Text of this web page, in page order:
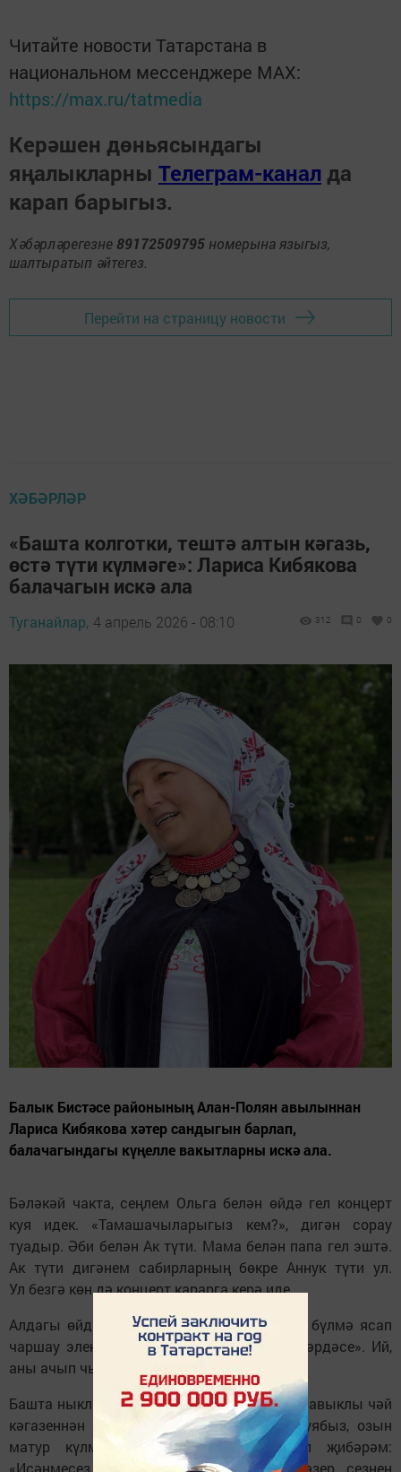
Читайте новости Татарстана в
национальном мессенджере MАХ:
https://max.ru/tatmedia
Керәшен дөньясындагы
яңалыкларны Телеграм-канал да
карап барыгыз.
Хәбәрләрегезне 89172509795 номерына языгыз,
шалтыратып әйтегез.
Перейти на страницу новости
ХӘБӘРЛӘР
«Башта колготки, тештә алтын кәгазь,
өстә түти күлмәге»: Лариса Кибякова
балачагын искә ала
Туганайлар, 4 апрель 2026 - 08:10 312 0 0
Балык Бистәсе районының Алан-Полян авылыннан
Лариса Кибякова хәтер сандыгын барлап,
балачагындагы күңелле вакытларны искә ала.
Бәләкәй чакта, сеңлем Ольга белән өйдә гел концерт
куя идек. «Тамашачыларыгыз кем?», дигән сорау
туадыр. Әби белән Ак түти. Мама белән папа гел эштә.
Ак түти дигәнем сабирларның бөкре Аннук түти ул.
Ул безгә көн дә концерт карарга керә иде.
Алдагы өйдә мич белән сервант арасына бүлмә ясап
чаршау эленгән. Ул — безнең «сәхнәнең пәрдәсе». Ий,
аны ачып чыгуларының күңеллеге.
Башта ныклап әзерләнә идек, тешкә ялтыравыклы чәй
кәгазеннән алтын тешләр ябыштырып куябыз, озын
матур күлмәкләр киябез. Мин башлап җибәрәм:
«Исәнмесез, хөрмәтле тамашачылар. Хәзер сезнең